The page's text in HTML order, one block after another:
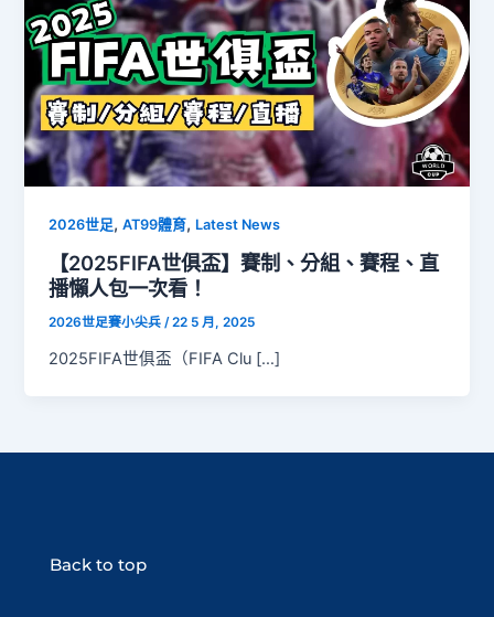
2026世足,AT99體育, Latest News
【2025FIFA世俱盃】賽制、分組、賽程、直
播懶人包一次看！
2026世足賽小尖兵/22 5 月, 2025
2025FIFA世俱盃（FIFA Clu […]
Back to top